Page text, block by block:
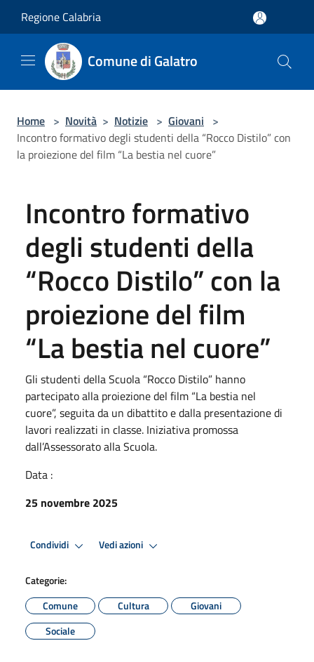
Regione Calabria
Comune di Galatro
Home > Novità > Notizie > Giovani >
Incontro formativo degli studenti della “Rocco Distilo” con
la proiezione del film “La bestia nel cuore”
Incontro formativo
degli studenti della
“Rocco Distilo” con la
proiezione del film
“La bestia nel cuore”
Gli studenti della Scuola “Rocco Distilo” hanno
partecipato alla proiezione del film “La bestia nel
cuore”, seguita da un dibattito e dalla presentazione di
lavori realizzati in classe. Iniziativa promossa
dall’Assessorato alla Scuola.
Data :
25 novembre 2025
Condividi Vedi azioni
Categorie:
Comune
Cultura
Giovani
Sociale